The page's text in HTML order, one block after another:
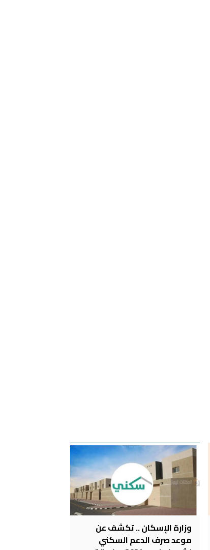
وزارة الإسكان .. تكشف عن
موعد صرف الدعم السكني